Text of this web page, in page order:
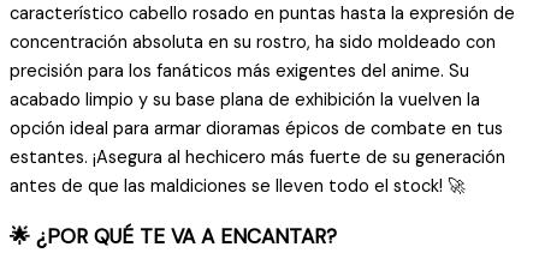
característico cabello rosado en puntas hasta la expresión de
concentración absoluta en su rostro, ha sido moldeado con
precisión para los fanáticos más exigentes del anime. Su
acabado limpio y su base plana de exhibición la vuelven la
opción ideal para armar dioramas épicos de combate en tus
estantes. ¡Asegura al hechicero más fuerte de su generación
antes de que las maldiciones se lleven todo el stock! 🚀
🌟 ¿POR QUÉ TE VA A ENCANTAR?